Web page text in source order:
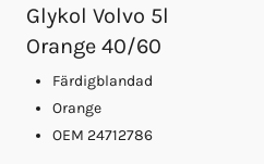
Glykol Volvo 5l
Orange 40/60
Färdigblandad
Orange
OEM 24712786